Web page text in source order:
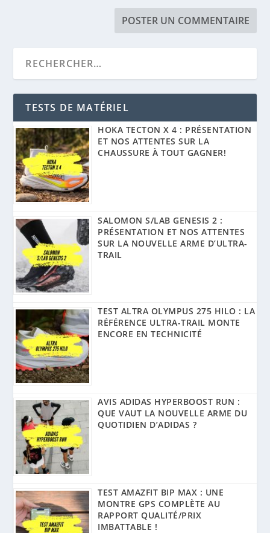
TESTS DE MATÉRIEL
HOKA TECTON X 4 : PRÉSENTATION
ET NOS ATTENTES SUR LA
CHAUSSURE À TOUT GAGNER!
SALOMON S/LAB GENESIS 2 :
PRÉSENTATION ET NOS ATTENTES
SUR LA NOUVELLE ARME D’ULTRA-
TRAIL
TEST ALTRA OLYMPUS 275 HILO : LA
RÉFÉRENCE ULTRA-TRAIL MONTE
ENCORE EN TECHNICITÉ
AVIS ADIDAS HYPERBOOST RUN :
QUE VAUT LA NOUVELLE ARME DU
QUOTIDIEN D’ADIDAS ?
TEST AMAZFIT BIP MAX : UNE
MONTRE GPS COMPLÈTE AU
RAPPORT QUALITÉ/PRIX
IMBATTABLE !